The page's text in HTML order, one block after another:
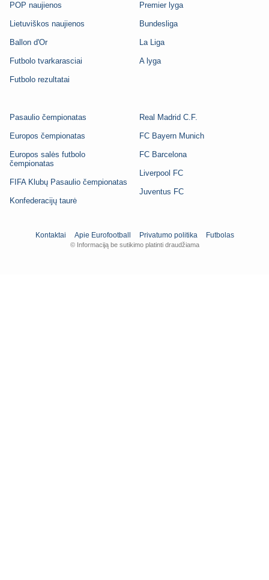
POP naujienos
Lietuviškos naujienos
Ballon d'Or
Futbolo tvarkarasciai
Futbolo rezultatai
Premier lyga
Bundesliga
La Liga
A lyga
Pasaulio čempionatas
Europos čempionatas
Europos salės futbolo
čempionatas
FIFA Klubų Pasaulio čempionatas
Konfederacijų taurė
Real Madrid C.F.
FC Bayern Munich
FC Barcelona
Liverpool FC
Juventus FC
Kontaktai Apie Eurofootball Privatumo politika Futbolas
© Informaciją be sutikimo platinti draudžiama